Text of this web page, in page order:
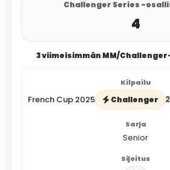
Challenger Series -
4
3 viimeisimmän MM/
French Cup 2025 Challenger
Senior